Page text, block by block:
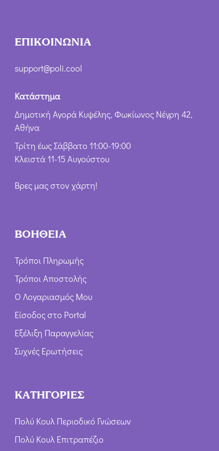
ΕΠΙΚΟΙΝΩΝΙΑ
support@poli.cool
Κατάστημα
Δημοτική Αγορά Κυψέλης, Φωκίωνος Νέγρη 42,
Αθήνα
Τρίτη έως Σάββατο 11:00-19:00
Κλειστά 11-15 Αυγούστου
Βρες μας στον χάρτη!
ΒΟΗΘΕΙΑ
Τρόποι Πληρωμής
Τρόποι Αποστολής
Ο Λογαριασμός Μου
Είσοδος στο Portal
Εξέλιξη Παραγγελίας
Συχνές Ερωτήσεις
ΚΑΤΗΓΟΡΙΕΣ
Πολύ Κουλ Περιοδικό Γνώσεων
Πολύ Κουλ Επιτραπέζιο